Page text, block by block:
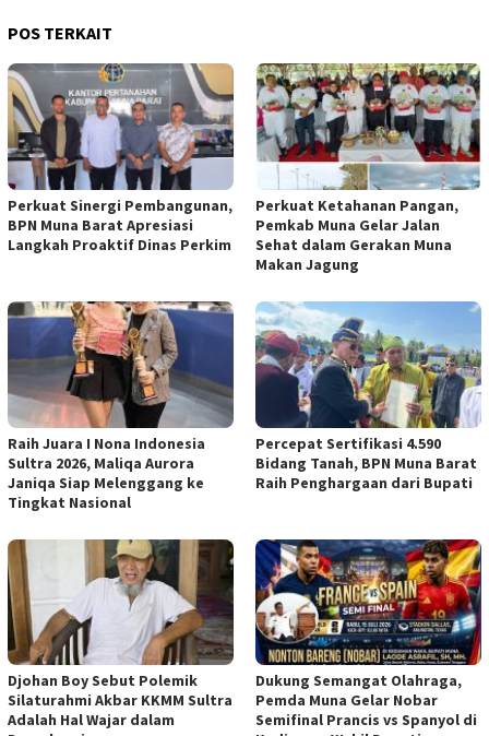
POS TERKAIT
Perkuat Sinergi Pembangunan,
BPN Muna Barat Apresiasi
Langkah Proaktif Dinas Perkim
Perkuat Ketahanan Pangan,
Pemkab Muna Gelar Jalan
Sehat dalam Gerakan Muna
Makan Jagung
Raih Juara I Nona Indonesia
Sultra 2026, Maliqa Aurora
Janiqa Siap Melenggang ke
Tingkat Nasional
Percepat Sertifikasi 4.590
Bidang Tanah, BPN Muna Barat
Raih Penghargaan dari Bupati
Djohan Boy Sebut Polemik
Silaturahmi Akbar KKMM Sultra
Adalah Hal Wajar dalam
Dukung Semangat Olahraga,
Pemda Muna Gelar Nobar
Semifinal Prancis vs Spanyol di